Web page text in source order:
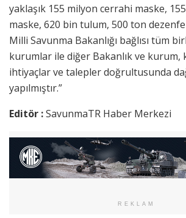
yaklaşık 155 milyon cerrahi maske,
maske, 620 bin tulum, 500 ton
Milli Savunma Bakanlığı bağlısı tüm
kurumlar ile diğer Bakanlık ve kurum,
ihtiyaçlar ve talepler doğrultusunda
yapılmıştır.”
Editör :SavunmaTR Haber Merkezi
REKLAM